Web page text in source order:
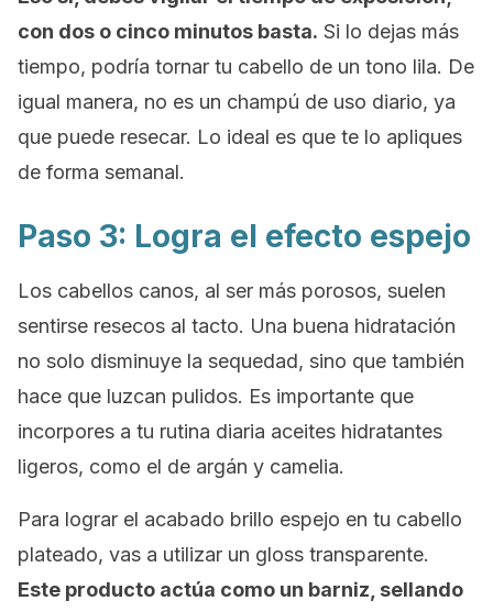
con dos o cinco minutos basta. Si lo dejas más
tiempo, podría tornar tu cabello de un tono lila. De
igual manera, no es un champú de uso diario, ya
que puede resecar. Lo ideal es que te lo apliques
de forma semanal.
Paso 3: Logra el efecto espejo
Los cabellos canos, al ser más porosos, suelen
sentirse resecos al tacto. Una buena hidratación
no solo disminuye la sequedad, sino que también
hace que luzcan pulidos. Es importante que
incorpores a tu rutina diaria aceites hidratantes
ligeros, como el de argán y camelia.
Para lograr el acabado brillo espejo en tu cabello
plateado, vas a utilizar un gloss transparente.
Este producto actúa como un barniz, sellando